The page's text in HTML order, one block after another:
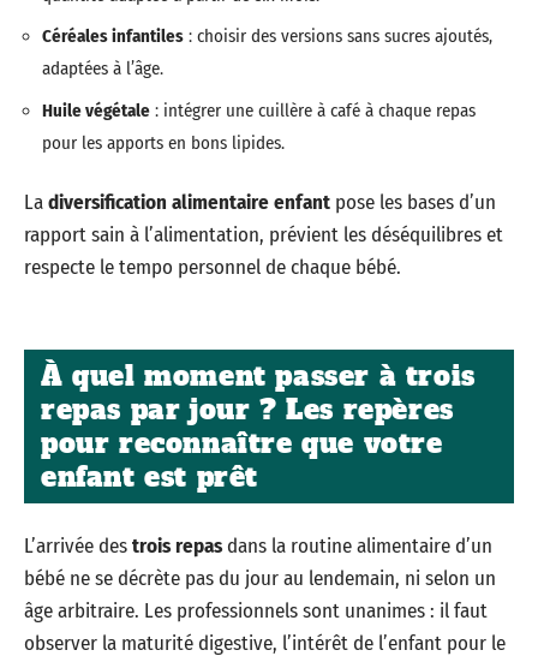
Céréales infantiles : choisir des versions sans sucres ajoutés,
adaptées à l’âge.
Huile végétale : intégrer une cuillère à café à chaque repas
pour les apports en bons lipides.
Ladiversification alimentaire enfant pose les bases d’un
rapport sain à l’alimentation, prévient les déséquilibres et
respecte le tempo personnel de chaque bébé.
À quel moment passer à trois
repas par jour ? Les repères
pour reconnaître que votre
enfant est prêt
L’arrivée destrois repasdans la routine alimentaire d’un
bébé ne se décrète pas du jour au lendemain, ni selon un
âge arbitraire. Les professionnels sont unanimes : il faut
observer la maturité digestive, l’intérêt de l’enfant pour le